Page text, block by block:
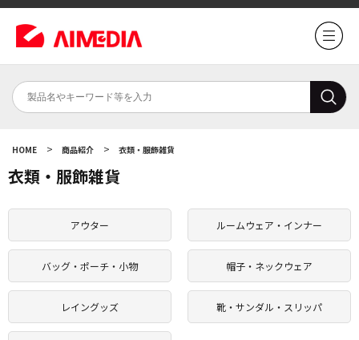
HOME > 商品紹介 > 衣類・服飾雑貨
衣類・服飾雑貨
アウター ルームウェア・インナー
バッグ・ポーチ・小物 帽子・ネックウェア
レイングッズ 靴・サンダル・スリッパ